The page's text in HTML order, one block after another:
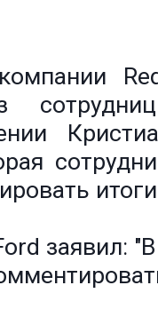
заявил: